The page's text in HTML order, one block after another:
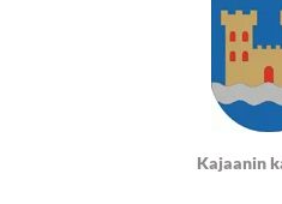
Kajaanin